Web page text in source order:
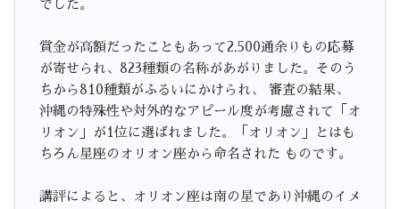
でした。
賞金が高額だったこともあって2,500通余りもの応募
が寄せられ、823種類の名称があがりました。そのう
ちから810種類がふるいにかけられ、 審査の結果、
沖縄の特殊性や対外的なアピール度が考慮されて「オ
リオン」が1位に選ばれました。「オリオン」とはも
ちろん星座のオリオン座から命名された ものです。
講評によると、オリオン座は南の星であり沖縄のイメ